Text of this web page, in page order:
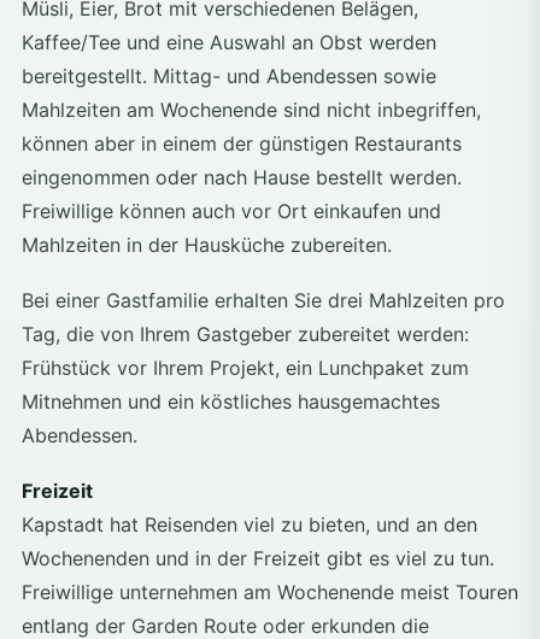
Müsli, Eier, Brot mit verschiedenen Belägen,
Kaffee/Tee und eine Auswahl an Obst werden
bereitgestellt. Mittag- und Abendessen sowie
Mahlzeiten am Wochenende sind nicht inbegriffen,
können aber in einem der günstigen Restaurants
eingenommen oder nach Hause bestellt werden.
Freiwillige können auch vor Ort einkaufen und
Mahlzeiten in der Hausküche zubereiten.
Bei einer Gastfamilie erhalten Sie drei Mahlzeiten pro
Tag, die von Ihrem Gastgeber zubereitet werden:
Frühstück vor Ihrem Projekt, ein Lunchpaket zum
Mitnehmen und ein köstliches hausgemachtes
Abendessen.
Freizeit
Kapstadt hat Reisenden viel zu bieten, und an den
Wochenenden und in der Freizeit gibt es viel zu tun.
Freiwillige unternehmen am Wochenende meist Touren
entlang der Garden Route oder erkunden die